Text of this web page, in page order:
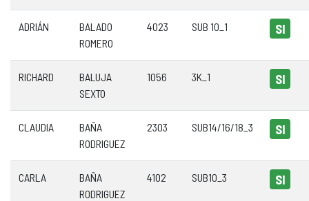
ADRIÁN
BALADO
ROMERO
4023 SUB 10_1 SI
RICHARD
BALUJA
SEXTO
1056 3K_1 SI
CLAUDIA
BAÑA
RODRIGUEZ
2303 SUB14/16/18_3 SI
CARLA
BAÑA
RODRIGUEZ
4102 SUB10_3 SI